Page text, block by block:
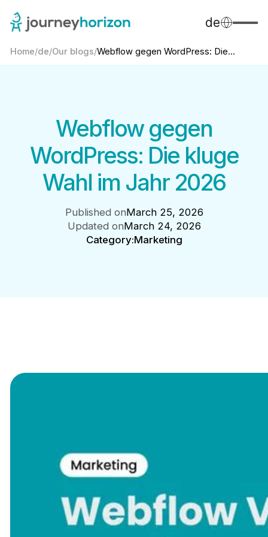
de
Home/de/Our blogs/Webflow gegen WordPress: Die...
Webflow gegen
WordPress: Die kluge
Wahl im Jahr 2026
Published onMarch 25, 2026
Updated onMarch 24, 2026
Category:Marketing